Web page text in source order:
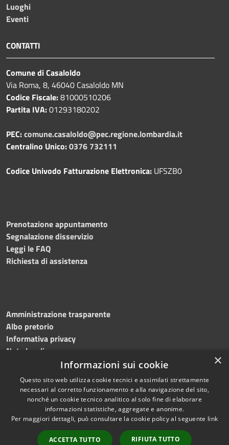
Luoghi
Eventi
CONTATTI
Comune di Casaloldo
Via Roma, 8, 46040 Casaloldo MN
Codice Fiscale:81000510206
Partita IVA:01293180202
PEC:comune.casaloldo@pec.regione.lombardia.it
Centralino Unico:0376 732111
Codice Univodo Fatturazione Elettronica: UFSZB0
Prenotazione appuntamento
Segnalazione disservizio
Leggi le FAQ
Richiesta di assistenza
Amministrazione trasparente
Albo pretorio
Informativa privacy
Note legali
Dichiarazione di accessibilità
Accessibilità
Copyright © 2026 • Comune di
Casaloldo • Powered by
Municipium•
Accesso
×
Informazioni sui cookie
Questo sito web utilizza cookie tecnici e assimilati strettamente
necessari al corretto funzionamento e alla navigazione del sito,
nonché un cookie tecnico analitico al solo fine di elaborare
informazioni statistiche, aggregate e anonime.
Per maggiori dettagli, può consultare la cookie policy al seguente link
ACCETTA TUTTO RIFIUTA TUTTO